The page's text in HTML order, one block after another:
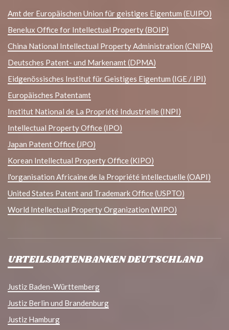
Amt der Europäischen Union für geistiges Eigentum (EUIPO)
Benelux Office for Intellectual Property (BOIP)
China National Intellectual Property Administration (CNIPA)
Deutsches Patent- und Markenamt (DPMA)
Eidgenössisches Institut für Geistiges Eigentum (IGE / IPI)
Europäisches Patentamt
Institut National de La Propriété Industrielle (INPI)
Intellectual Property Office (IPO)
Japan Patent Office (JPO)
Korean Intellectual Property Office (KIPO)
l'organisation Africaine de la Propriété intellectuelle (OAPI)
United States Patent and Trademark Office (USPTO)
World Intellectual Property Organization (WIPO)
URTEILSDATENBANKEN DEUTSCHLAND
Justiz Baden-Württemberg
Justiz Berlin und Brandenburg
Justiz Hamburg